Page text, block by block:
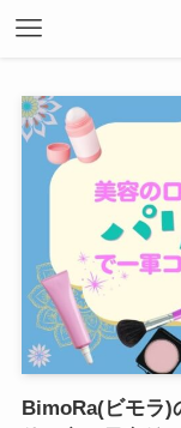
BimoRa(ビモラ)